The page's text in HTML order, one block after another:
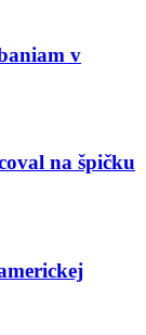
v
na špičku